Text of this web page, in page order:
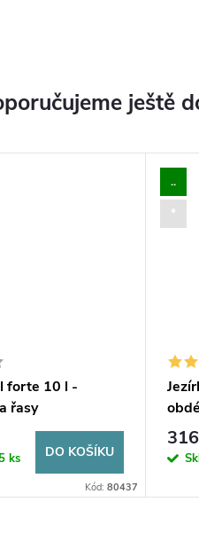
ještě
forte 10 l -
řasy
ks DO KOŠÍKU
Kód: 80437
..
*